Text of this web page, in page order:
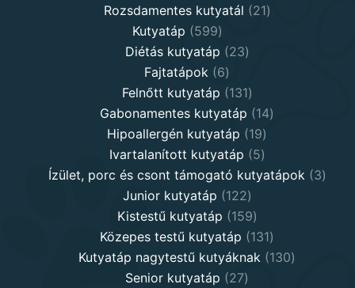
products
Rozsdamentes kutyatál 2121
Kutyatáp 599599
products
Diétás kutyatáp 2323
Fajtatápok 66
products
Felnőtt kutyatáp 131131
products
Gabonamentes kutyatáp 1414
Hipoallergén kutyatáp 1919
products
Ivartalanított kutyatáp 55
products
Ízület, porc és csont támogató kutyatápok 33
Junior kutyatáp 122122
products
Kistestű kutyatáp 159159
products
Közepes testű kutyatáp 131131
products
Kutyatáp nagytestű kutyáknak 130130
Senior kutyatáp 2727